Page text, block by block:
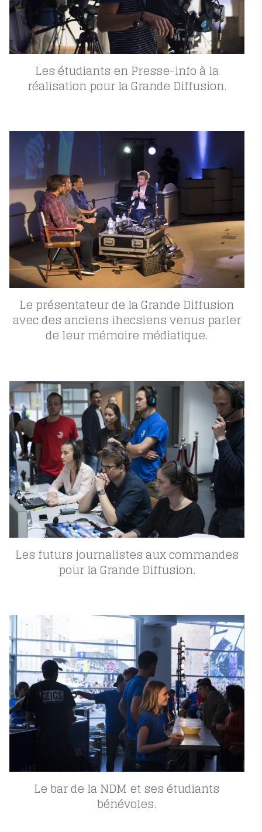
Les étudiants en Presse-info à la
réalisation pour la Grande Diffusion.
Le présentateur de la Grande Diffusion
avec des anciens ihecsiens venus parler
de leur mémoire médiatique.
Les futurs journalistes aux commandes
pour la Grande Diffusion.
Le bar de la NDM et ses étudiants
bénévoles.